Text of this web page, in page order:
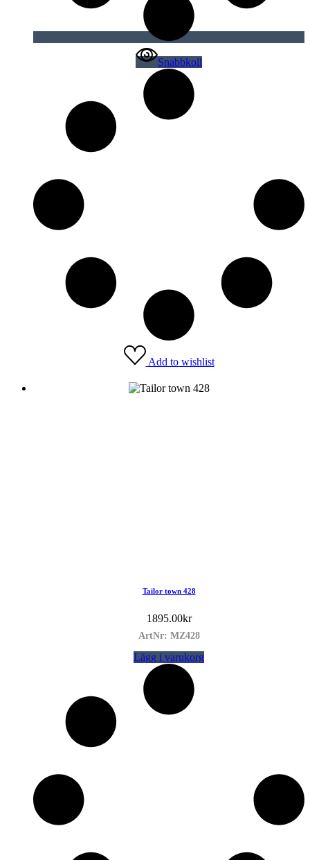
Snabbkoll
Add to wishlist
Tailor town 428
1895.00kr
ArtNr: MZ428
Lägg i varukorg